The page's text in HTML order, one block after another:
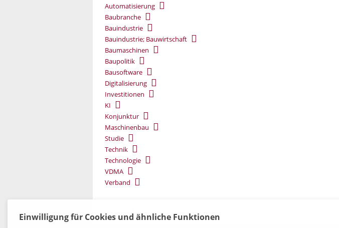
Automatisierung
Baubranche
Bauindustrie
Bauindustrie; Bauwirtschaft
Baumaschinen
Baupolitik
Bausoftware
Digitalisierung
Investitionen
KI
Konjunktur
Maschinenbau
Studie
Technik
Technologie
VDMA
Verband
Einwilligung für Cookies und ähnliche Funktionen